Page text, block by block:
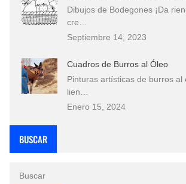
Dibujos de Bodegones ¡Da
cre…
Septiembre 14, 2023
Cuadros de Burros al Óleo
Pinturas artísticas de burros al
lien…
Enero 15, 2024
BUSCAR